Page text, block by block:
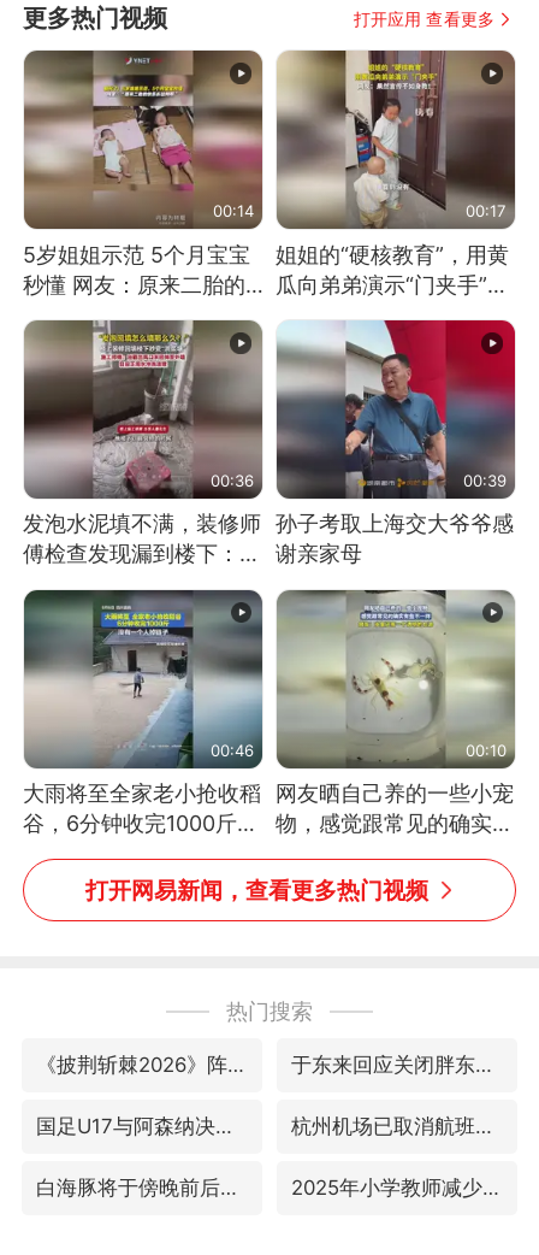
更多热门视频 打开应用 查看更多
00:14
5岁姐姐示范 5个月宝宝
秒懂 网友：原来二胎的
快乐长这样
00:17
姐姐的“硬核教育”，用黄
瓜向弟弟演示“门夹手”，
网友：果然言传不如身
教！
00:36
发泡水泥填不满，装修师
傅检查发现漏到楼下：出
风口未延伸到外墙
00:39
孙子考取上海交大爷爷感
谢亲家母
00:46
大雨将至全家老小抢收稻
谷，6分钟收完1000斤，
没有一个人掉链子
00:10
网友晒自己养的一些小宠
物，感觉跟常见的确实有
些不一样
打开网易新闻，查看更多热门视频
热门搜索
《披荆斩棘2026》阵容官宣 于东来回应关闭胖东来生活广场店
国足U17与阿森纳决赛取消 并列冠军 杭州机场已取消航班388架次
白海豚将于傍晚前后登陆 2025年小学教师减少13.19万